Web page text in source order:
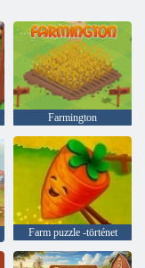
Farmington
Farm puzzle -történet